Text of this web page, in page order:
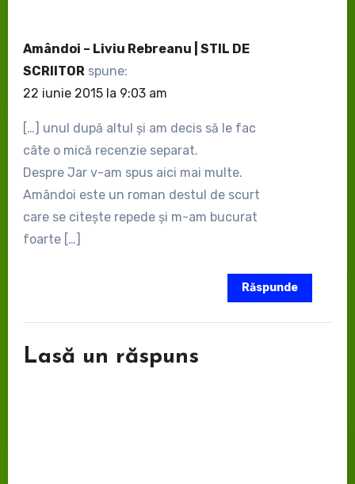
Amândoi – Liviu Rebreanu | STIL DE
SCRIITOR spune:
22 iunie 2015 la 9:03 am
[…] unul după altul și am decis să le fac
câte o mică recenzie separat.
Despre Jar v-am spus aici mai multe.
Amândoi este un roman destul de scurt
care se citește repede și m-am bucurat
foarte […]
Răspunde
Lasă un răspuns